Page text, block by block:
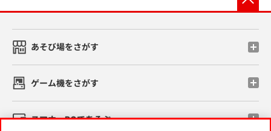
あそび場をさがす
ゲーム機をさがす
スマホ・PCであそぶ